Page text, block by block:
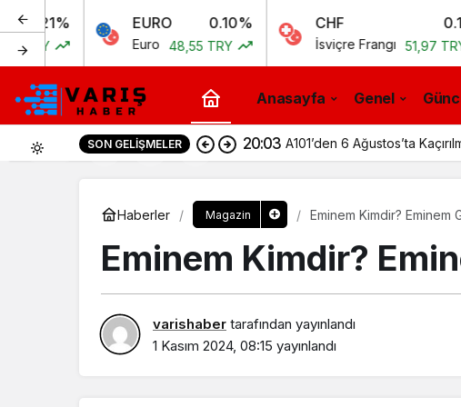
EURO 0.10%
Euro 48,55 TRY
CHF
İsviçre Frangı 51,97 TRY
Anasayfa Genel
0
SON GELIŞMELER 20:03 A101’den 6 Ağustos’ta
Haberler Magazin Eminem Kimdir? Eminem
Eminem Kimdir?
varishaber tarafından yayınlandı
1 Kasım 2024, 08:15 yayınlandı